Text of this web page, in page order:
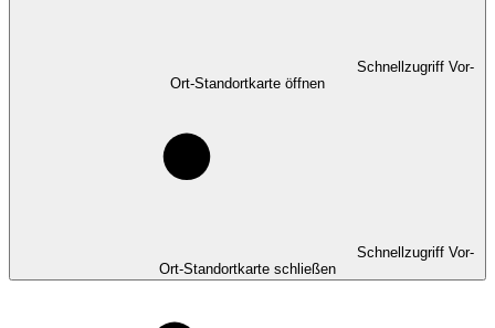
Schnellzugriff Vor-
Ort-Standortkarte öffnen
Schnellzugriff Vor-
Ort-Standortkarte schließen